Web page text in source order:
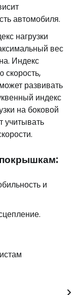
автомобиля.
нагрузки
вес
Индекс
скорость,
развивать
индекс
на боковой
учитывать
и